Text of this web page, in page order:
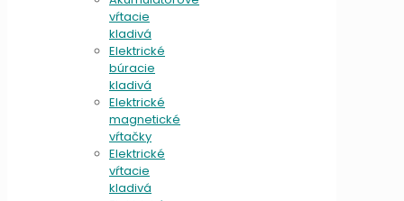
vŕtacie
kladivá
Elektrické
búracie
kladivá
Elektrické
magnetické
vŕtačky
Elektrické
vŕtacie
kladivá